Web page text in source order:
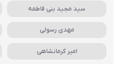
سید مجید بنی فاطمه
مهدی رسولی
امیر کرمانشاهی